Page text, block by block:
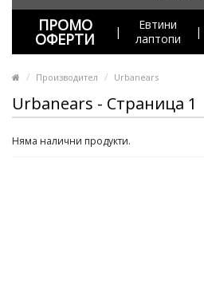
ПРОМО
ОФЕРТИ |
Евтини
лаптопи
|
Производител Urbanears
Urbanears - Страница 1
Няма налични продукти.